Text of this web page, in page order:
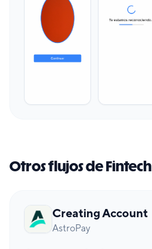
Otros flujos de Fintech
Creating Account
AstroPay